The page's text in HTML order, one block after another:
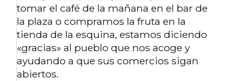
tomar el café de la mañana en el bar de
la plaza o compramos la fruta en la
tienda de la esquina, estamos diciendo
«gracias» al pueblo que nos acoge y
ayudando a que sus comercios sigan
abiertos.